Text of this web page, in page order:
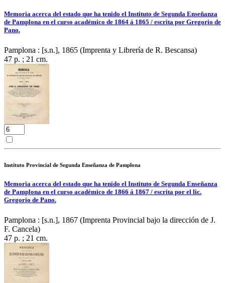
Memoria acerca del estado que ha tenido el Instituto de Segunda Enseñanza
de Pamplona en el curso académico de 1864 á 1865 / escrita por Gregorio de
Pano.
Pamplona : [s.n.], 1865 (Imprenta y Librería de R. Bescansa)
47 p. ; 21 cm.
Instituto Provincial de Segunda Enseñanza de Pamplona
Memoria acerca del estado que ha tenido el Instituto de Segunda Enseñanza
de Pamplona en el curso académico de 1866 á 1867 / escrita por el lic.
Gregorio de Pano.
Pamplona : [s.n.], 1867 (Imprenta Provincial bajo la dirección de J.
F. Cancela)
47 p. ; 21 cm.